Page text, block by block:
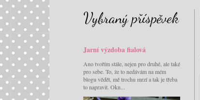
Vybraný příspěvek
Jarní výzdoba fialová
Ano tvořím stále, nejen pro druhé, ale také
pro sebe. To, že to nedávám na mém
blogu vědět, mě trochu mrzí a tak je třeba
to napravit. Okn...